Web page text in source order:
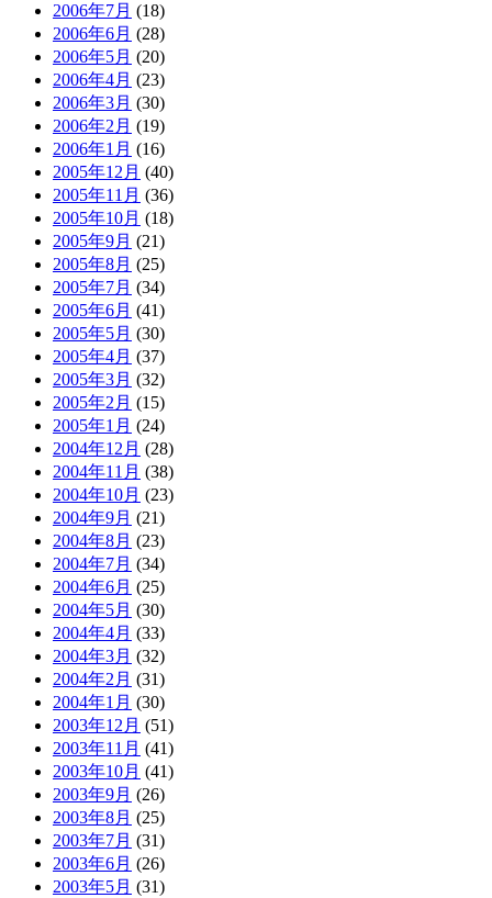
2006年7月 (18)
2006年6月 (28)
2006年5月 (20)
2006年4月 (23)
2006年3月 (30)
2006年2月 (19)
2006年1月 (16)
2005年12月 (40)
2005年11月 (36)
2005年10月 (18)
2005年9月 (21)
2005年8月 (25)
2005年7月 (34)
2005年6月 (41)
2005年5月 (30)
2005年4月 (37)
2005年3月 (32)
2005年2月 (15)
2005年1月 (24)
2004年12月 (28)
2004年11月 (38)
2004年10月 (23)
2004年9月 (21)
2004年8月 (23)
2004年7月 (34)
2004年6月 (25)
2004年5月 (30)
2004年4月 (33)
2004年3月 (32)
2004年2月 (31)
2004年1月 (30)
2003年12月 (51)
2003年11月 (41)
2003年10月 (41)
2003年9月 (26)
2003年8月 (25)
2003年7月 (31)
2003年6月 (26)
2003年5月 (31)